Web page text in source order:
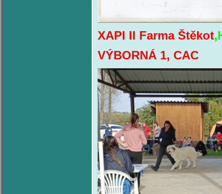
XAPI II Farma Štěkot
VÝBORNÁ 1, CAC